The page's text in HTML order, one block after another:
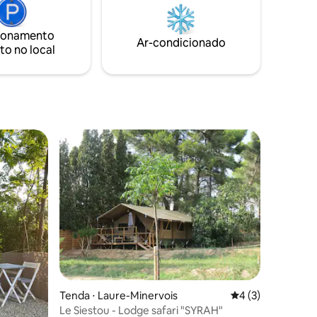
equipada, vaso sanitário e chuveiro
fechado. O estacionamento no terreno é
no local
Ar-condicionado
Tenda ⋅ Laure-Minervois 4 de uma
4 (3)
Le Siestou - Lodge safari "SYRAH"